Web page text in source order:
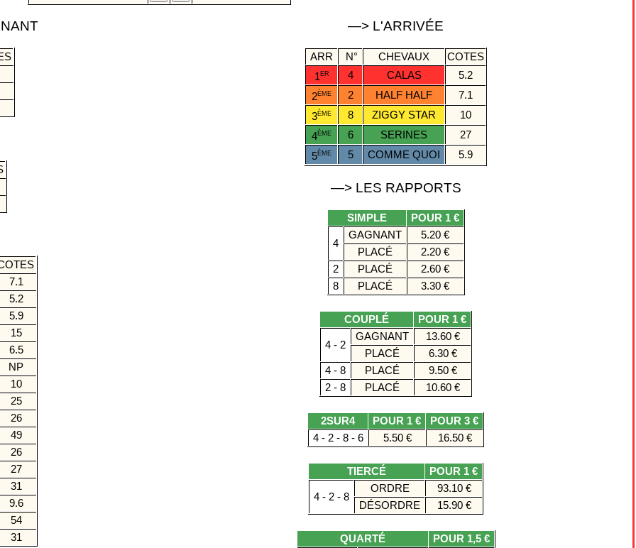
7.1
5.2
5.9
15
6.5
NP
10
25
26
49
26
27
31
9.6
54
31
—> L'ARRIVÉE
ARR N° CHEVAUX
COTES
1ER 4 CALAS
5.2
2ÈME 2 HALF HALF
7.1
3ÈME 8 ZIGGY STAR
10
4ÈME 6 SERINES
27
5ÈME 5 COMME QUOI 5.9
—> LES RAPPORTS
SIMPLE POUR 1 €
4
GAGNANT
5.20 €
PLACÉ
2.20 €
2
PLACÉ
2.60 €
8
PLACÉ 3.30 €
COUPLÉ POUR 1 €
4 - 2
GAGNANT
13.60 €
PLACÉ
6.30 €
4 - 8
PLACÉ
9.50 €
2 - 8
PLACÉ 10.60 €
2SUR4 POUR 1 €
POUR 3 €
4 - 2 - 8 - 6
5.50 € 16.50 €
TIERCÉ POUR 1 €
4 - 2 - 8
ORDRE
93.10 €
DÉSORDRE
15.90 €
QUARTÉ POUR 1,5 €